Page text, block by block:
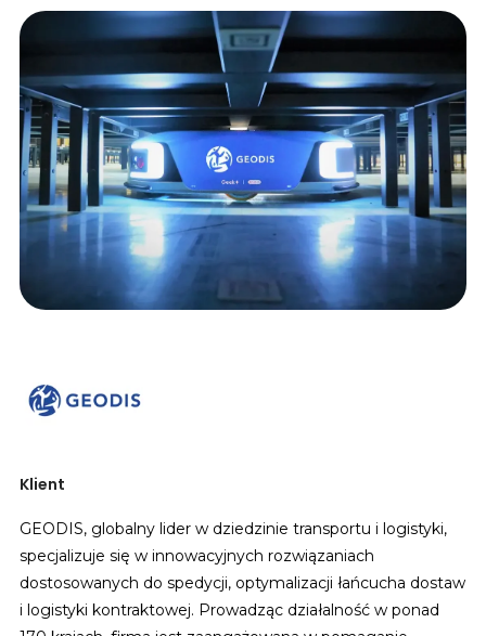
Klient
GEODIS, globalny lider w dziedzinie transportu i logistyki,
specjalizuje się w innowacyjnych rozwiązaniach
dostosowanych do spedycji, optymalizacji łańcucha dostaw
i logistyki kontraktowej. Prowadząc działalność w ponad